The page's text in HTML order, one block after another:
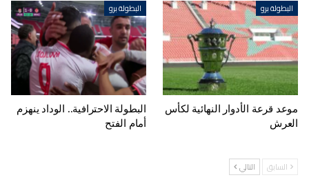
البطولة برو
موعد قرعة الأدوار النهائية لكأس
العرش
البطولة برو
البطولة الاحترافية.. الوداد ينهزم
أمام الفتح
السابق التالي